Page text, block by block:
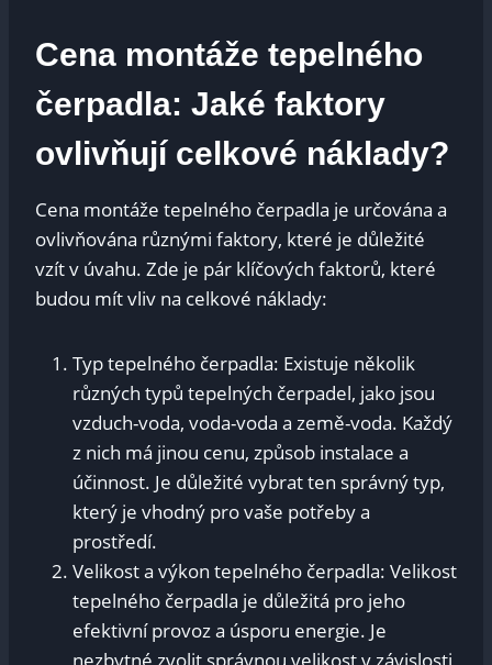
Cena montáže tepelného
čerpadla: Jaké faktory
ovlivňují celkové náklady?
Cena montáže tepelného čerpadla je určována a
ovlivňována různými faktory, které je důležité
vzít v úvahu. Zde je pár klíčových faktorů, které
budou mít vliv na celkové náklady:
Typ tepelného čerpadla: Existuje několik
různých typů tepelných čerpadel, jako jsou
vzduch-voda, voda-voda a země-voda. Každý
z nich má jinou cenu, způsob instalace a
účinnost. Je důležité vybrat ten správný typ,
který je vhodný pro vaše potřeby a
prostředí.
Velikost a výkon tepelného čerpadla: Velikost
tepelného čerpadla je důležitá pro jeho
efektivní provoz a úsporu energie. Je